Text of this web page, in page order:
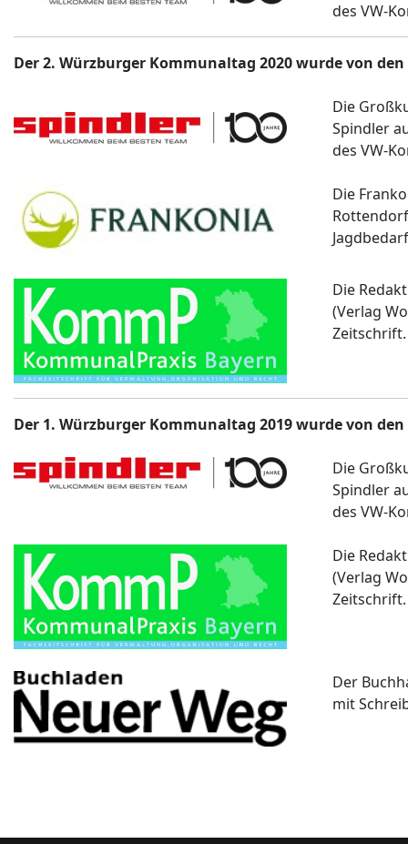
des VW-
Der 2. Würzburger Kommunaltag 2020 wurde von
Die
Spindler
des VW-
Die
Die
(Verlag
Zeitschrift.
Der 1. Würzburger Kommunaltag 2019 wurde von
Die
Spindler
des VW-
Die
(Verlag
Zeitschrift.
Der
mit